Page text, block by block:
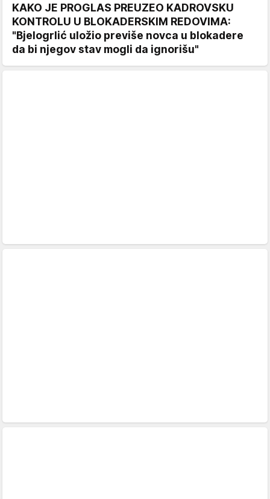
KAKO JE PROGLAS PREUZEO KADROVSKU
KONTROLU U BLOKADERSKIM REDOVIMA:
"Bjelogrlić uložio previše novca u blokadere
da bi njegov stav mogli da ignorišu"